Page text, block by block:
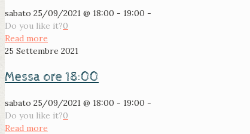
sabato 25/09/2021 @ 18:00 - 19:00 -
Do you like it?0
Read more
25 Settembre 2021
Messa ore 18:00
sabato 25/09/2021 @ 18:00 - 19:00 -
Do you like it?0
Read more